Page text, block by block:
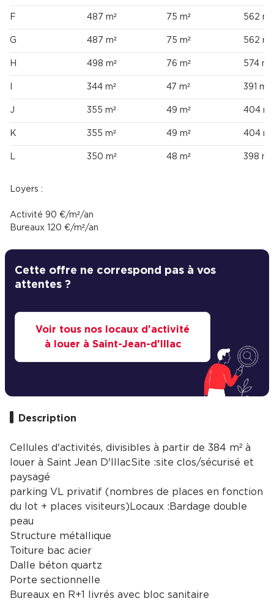
F 487 m² 75 m² 562 m²
G 487 m² 75 m² 562 m²
H 498 m² 76 m² 574 m²
344 m² 47 m² 391 m²
J 355 m² 49 m² 404 m²
K 355 m² 49 m² 404 m²
L 350 m² 48 m² 398 m²
Loyers :
Activité 90 €/m²/an
Bureaux 120 €/m²/an
Cette offre ne correspond pas à vos
attentes ?
Voir tous nos locaux d'activité
à louer à Saint-Jean-d'Illac
Description
Cellules d'activités, divisibles à partir de 384 m² à
louer à Saint Jean D'IllacSite :site clos/sécurisé et
paysagé
parking VL privatif (nombres de places en fonction
du lot + places visiteurs)Locaux :Bardage double
peau
Structure métallique
Toiture bac acier
Dalle béton quartz
Porte sectionnelle
Bureaux en R+1 livrés avec bloc sanitaire